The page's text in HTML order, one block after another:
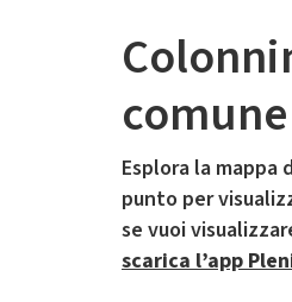
Esplora la
punto per
se vuoi
scarica l’app